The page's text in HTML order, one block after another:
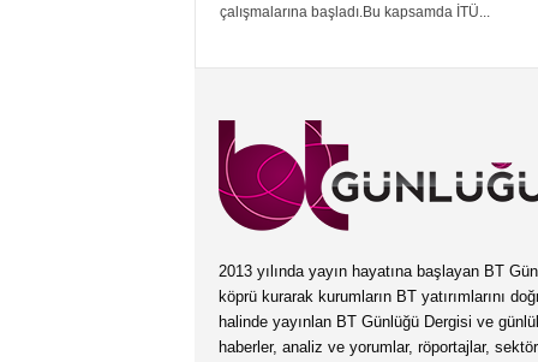
çalışmalarına başladı.Bu kapsamda İTÜ...
2013 yılında yayın hayatına başlayan BT
köprü kurarak kurumların BT yatırımlarını
halinde yayınlan BT Günlüğü Dergisi ve
haberler, analiz ve yorumlar, röportajlar,